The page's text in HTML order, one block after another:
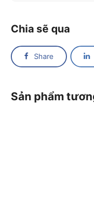
Chia sẽ qua
Share
Sản phẩm